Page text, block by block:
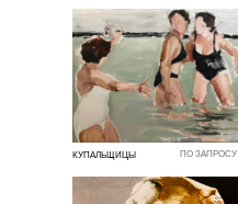
КУПАЛЬЩИЦЫ ПО ЗАПРОСУ